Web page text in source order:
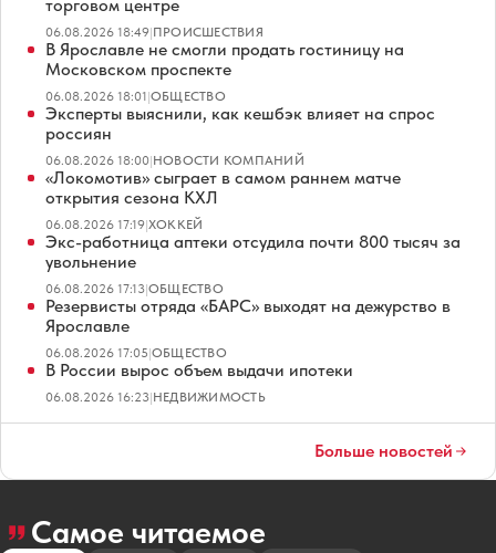
торговом центре
06.08.2026 18:49|ПРОИСШЕСТВИЯ
В Ярославле не смогли продать гостиницу на
Московском проспекте
06.08.2026 18:01|ОБЩЕСТВО
Эксперты выяснили, как кешбэк влияет на спрос
россиян
06.08.2026 18:00|НОВОСТИ КОМПАНИЙ
«Локомотив» сыграет в самом раннем матче
открытия сезона КХЛ
06.08.2026 17:19|ХОККЕЙ
Экс-работница аптеки отсудила почти 800 тысяч за
увольнение
06.08.2026 17:13|ОБЩЕСТВО
Резервисты отряда «БАРС» выходят на дежурство в
Ярославле
06.08.2026 17:05|ОБЩЕСТВО
В России вырос объем выдачи ипотеки
06.08.2026 16:23|НЕДВИЖИМОСТЬ
Больше новостей
Самое читаемое